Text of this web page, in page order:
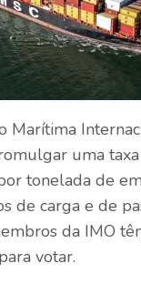
Marítima
uma
tonelada de
de carga e de
da IMO
votar.